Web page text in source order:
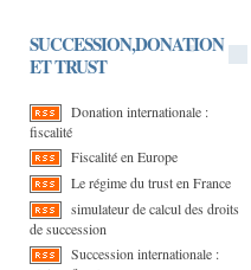
SUCCESSION,DONATION
ET TRUST
Donation internationale :
fiscalité
Fiscalité en Europe
Le régime du trust en France
simulateur de calcul des droits
de succession
Succession internationale :